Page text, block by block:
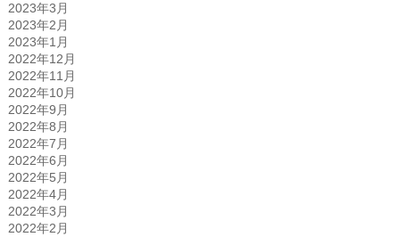
2023年3月
2023年2月
2023年1月
2022年12月
2022年11月
2022年10月
2022年9月
2022年8月
2022年7月
2022年6月
2022年5月
2022年4月
2022年3月
2022年2月